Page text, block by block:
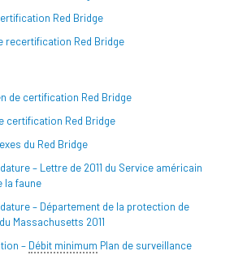
Red Bridge
recertification Red Bridge
de certification Red Bridge
certification Red Bridge
du Red Bridge
– Lettre de 2011 du Service américain
la faune
– Département de la protection de
Massachusetts 2011
– Débit minimum Plan de surveillance